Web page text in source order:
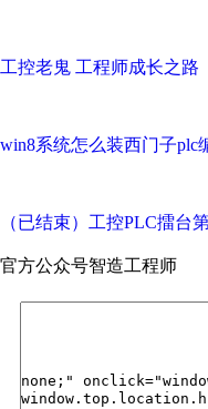
工控老鬼 工程师成长之路
win8系统怎么装西门子plc
（已结束）工控PLC擂台
官方公众号智造工程师